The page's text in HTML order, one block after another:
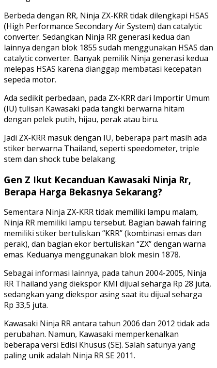
Berbeda dengan RR, Ninja ZX-KRR tidak dilengkapi HSAS
(High Performance Secondary Air System) dan catalytic
converter. Sedangkan Ninja RR generasi kedua dan
lainnya dengan blok 1855 sudah menggunakan HSAS dan
catalytic converter. Banyak pemilik Ninja generasi kedua
melepas HSAS karena dianggap membatasi kecepatan
sepeda motor.
Ada sedikit perbedaan, pada ZX-KRR dari Importir Umum
(IU) tulisan Kawasaki pada tangki berwarna hitam
dengan pelek putih, hijau, perak atau biru.
Jadi ZX-KRR masuk dengan IU, beberapa part masih ada
stiker berwarna Thailand, seperti speedometer, triple
stem dan shock tube belakang.
Gen Z Ikut Kecanduan Kawasaki Ninja Rr,
Berapa Harga Bekasnya Sekarang?
Sementara Ninja ZX-KRR tidak memiliki lampu malam,
Ninja RR memiliki lampu tersebut. Bagian bawah fairing
memiliki stiker bertuliskan “KRR” (kombinasi emas dan
perak), dan bagian ekor bertuliskan “ZX” dengan warna
emas. Keduanya menggunakan blok mesin 1878.
Sebagai informasi lainnya, pada tahun 2004-2005, Ninja
RR Thailand yang diekspor KMI dijual seharga Rp 28 juta,
sedangkan yang diekspor asing saat itu dijual seharga
Rp 33,5 juta.
Kawasaki Ninja RR antara tahun 2006 dan 2012 tidak ada
perubahan. Namun, Kawasaki memperkenalkan
beberapa versi Edisi Khusus (SE). Salah satunya yang
paling unik adalah Ninja RR SE 2011.